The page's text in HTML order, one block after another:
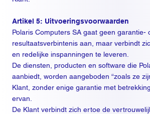
Artikel 5: Uitvoeringsvoorwaarden
Polaris Computers SA gaat geen garantie-
resultaatsverbintenis aan, maar verbindt
en redelijke inspanningen te leveren.
De diensten, producten en software die
aanbiedt, worden aangeboden “zoals ze
Klant, zonder enige garantie met
ervan.
De Klant verbindt zich ertoe de